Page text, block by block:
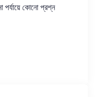
কোনো প্রশ্ন